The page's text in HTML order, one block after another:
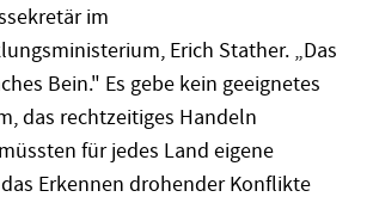
im
Erich Stather. „Das
Bein." Es gebe kein geeignetes
das rechtzeitiges Handeln
für jedes Land eigene
Erkennen drohender Konflikte